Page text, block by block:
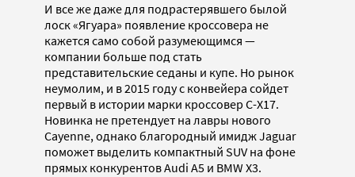
И все же даже для подрастерявшего былой
лоск «Ягуара» появление кроссовера не
кажется само собой разумеющимся —
компании больше под стать
представительские седаны и купе. Но рынок
неумолим, и в 2015 году с конвейера сойдет
первый в истории марки кроссовер C-X17.
Новинка не претендует на лавры нового
Cayenne, однако благородный имидж Jaguar
поможет выделить компактный SUV на фоне
прямых конкурентов Audi A5 и BMW X3.